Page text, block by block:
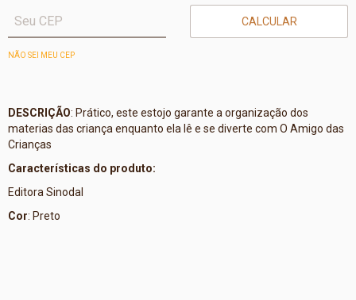
CALCULAR
NÃO SEI MEU CEP
DESCRIÇÃO: Prático, este estojo garante a organização dos
materias das criança enquanto ela lê e se diverte com O Amigo das
Crianças
Características do produto:
Editora Sinodal
Cor: Preto